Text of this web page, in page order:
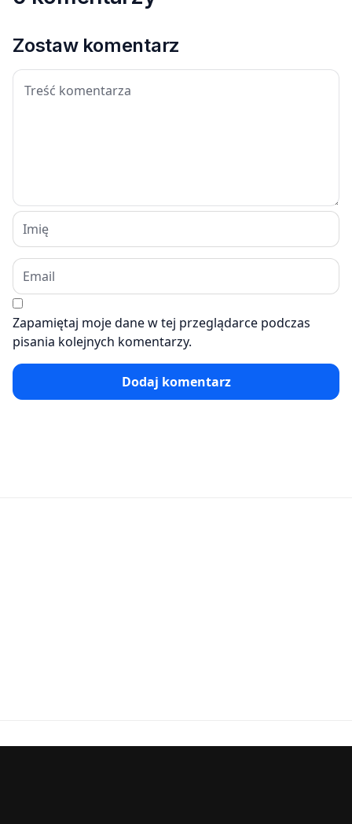
Zostaw komentarz
Zapamiętaj moje dane w tej przeglądarce podczas
pisania kolejnych komentarzy.
Dodaj komentarz